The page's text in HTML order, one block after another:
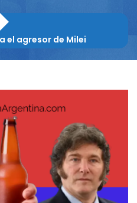
el agresor de Milei